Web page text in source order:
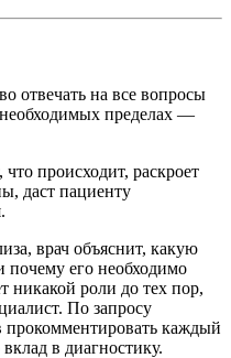
отвечать на все вопросы
пределах —
происходит, раскроет
даст пациенту
врач объяснит, какую
почему его необходимо
никакой роли до тех пор,
По запросу
прокомментировать каждый
в диагностику.